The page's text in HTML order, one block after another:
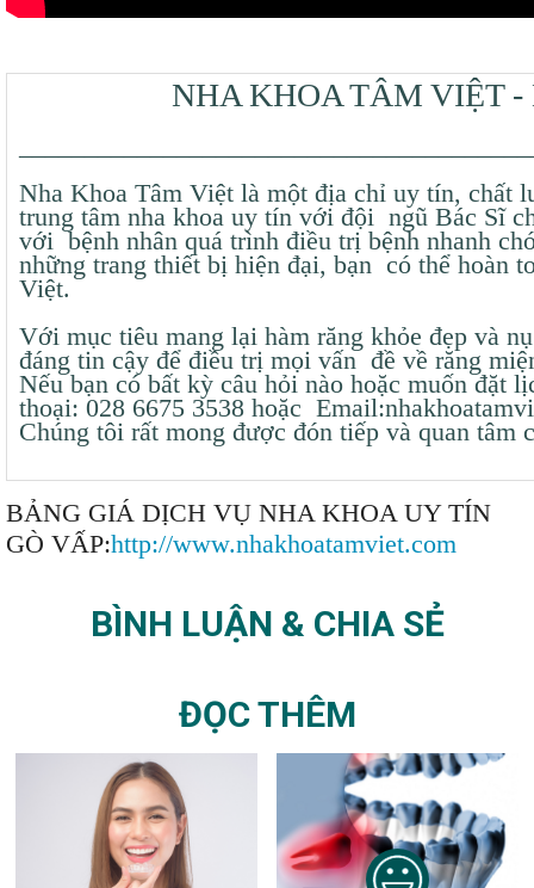
NHA KHOA TÂM VIỆT
Nha Khoa Tâm Việt là một địa chỉ uy tín, chất
trung tâm nha khoa uy tín với đội ngũ Bác Sĩ
với bệnh nhân quá trình điều trị bệnh nhanh
những trang thiết bị hiện đại, bạn có thể hoàn
Việt.
Với mục tiêu mang lại hàm răng khỏe đẹp và
đáng tin cậy để điều trị mọi vấn đề về răng
Nếu bạn có bất kỳ câu hỏi nào hoặc muốn đặt
thoại: 028 6675 3538 hoặc
Chúng tôi rất mong được đón tiếp và quan
BẢNG GIÁ DỊCH VỤ NHA KHOA UY TÍN
GÒ VẤP:http://www.nhakhoatamviet.com
BÌNH LUẬN & CHIA SẺ
ĐỌC THÊM